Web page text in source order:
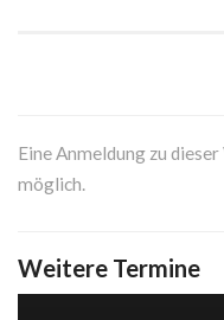
Eine Anmeldung zu
möglich.
Weitere Termine